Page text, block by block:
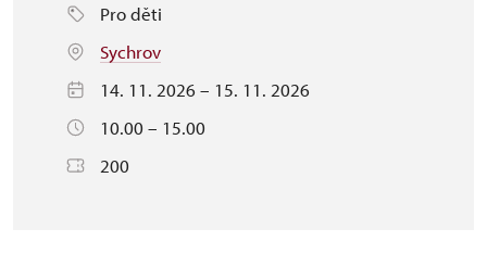
Pro děti
Sychrov
14. 11. 2026 – 15. 11. 2026
10.00 – 15.00
200